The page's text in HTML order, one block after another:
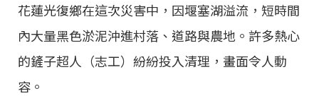
花蓮光復鄉在這次災害中，因堰塞湖溢流，短時間
內大量黑色淤泥沖進村落、道路與農地。許多熱心
的鏟子超人（志工）紛紛投入清理，畫面令人動
容。